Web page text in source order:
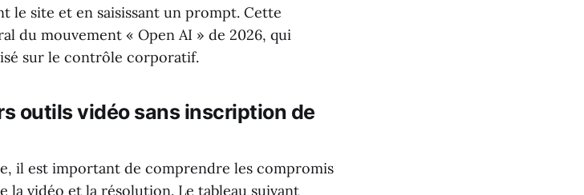
le site et en saisissant un prompt. Cette
du mouvement « Open AI » de 2026, qui
sur le contrôle corporatif.
outils vidéo sans inscription de
il est important de comprendre les compromis
la vidéo et la résolution. Le tableau suivant